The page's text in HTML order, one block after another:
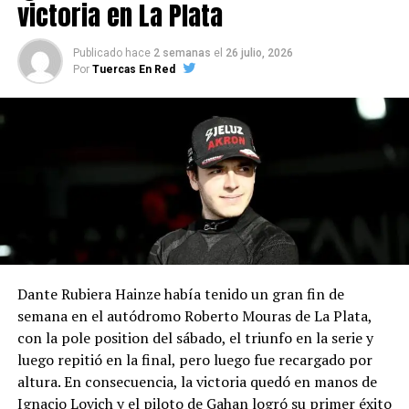
victoria en La Plata
Publicado hace 2 semanas el 26 julio, 2026
Por Tuercas En Red
Dante Rubiera Hainze había tenido un gran fin de
semana en el autódromo Roberto Mouras de La Plata,
con la pole position del sábado, el triunfo en la serie y
luego repitió en la final, pero luego fue recargado por
altura. En consecuencia, la victoria quedó en manos de
Ignacio Lovich y el piloto de Gahan logró su primer éxito